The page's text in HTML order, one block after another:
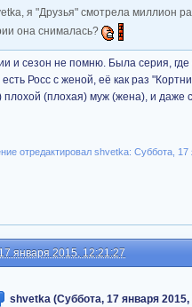
я "Друзья" смотрела миллион
она снималась?
и сезон не помню. Была серия,
есть Росс с женой, её как раз
плохой (плохая) муж (жена), и даже
отредактировал shvetka: Суббота, 17
января 2015, 12:21:27
shvetka (Суббота, 17 января